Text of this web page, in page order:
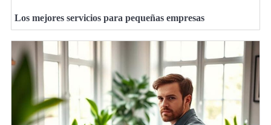
Los mejores servicios para pequeñas empresas